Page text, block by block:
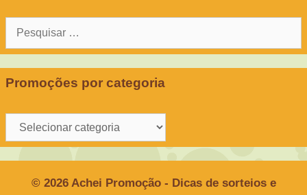
Pesquisar
Promoções por categoria
Promoções
por
© 2026 Achei Promoção - Dicas de sorteios e